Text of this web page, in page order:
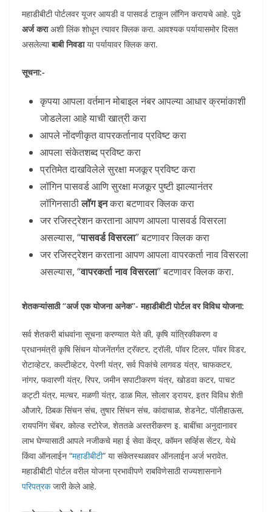
महाडीबीटी पोर्टलवर यूजर आयडी व पासवर्ड टाकून लॉगिन करायचे आहे. पुढे
अर्ज कराअशी लिंक शोधून त्यावर क्लिक करा. आवश्यक पर्यायासमोर दिसत
असलेल्याबाबी निवडाया पर्यायावर क्लिक करा.
सूचना:-
कृपया आपला वर्तमान मोबाइल नंबर आपल्या आधार क्रमांकाशी
जोडलेला आहे याची खात्री करा
आपले नोंदणीकृत वापरकर्तानाव प्रविष्ट करा
आपला संकेतशब्द प्रविष्ट करा
प्रतिमेत दाखविलेले सुरक्षा मजकूर प्रविष्ट करा
लॉगिन पासवर्ड आणि सुरक्षा मजकूर पुष्टी झाल्यानंतर
लॉगिनसाठीलॉग इनकरा बटणावर क्लिक करा
जर रजिस्ट्रेशन करताना आपण आपला पासवर्ड विसरला
असल्यास, “पासवर्ड विसरला” बटणावर क्लिक करा
जर रजिस्ट्रेशन करताना आपण आपला वापरकर्ता नाव विसरला
असल्यास, “वापरकर्ता नाव विसरला” बटणावर क्लिक करा.
शेतकऱ्यांसाठी “अर्ज एक योजना अनेक”- महाडीबीटी पोर्टल वर विविध योजना:
सर्व शेतकरी बांधवांना सूचना करण्यात येते की, कृषि यांत्रिकीकरण व
प्रधानमंत्री कृषि सिंचन योजनेंतर्गत ट्रॅक्टर, ट्रॉली, पॉवर टिलर, पॉवर विडर,
रोटाव्हेटर, कल्टीव्हेटर, पेरणी यंत्र, सर्व पिकांचे लागवड यंत्र, चाफकटर,
नांगर, फवारणी यंत्र, रिपर, जमीन सपाटीकरण यंत्र, खोडवा कटर, पाचट
कट्टी यंत्र, मल्चर, मळणी यंत्र, डाळ मिल, सोलार ड्रायर, इतर विविध शेती
औजारे, ठिबक सिंचन संच, तुषार सिंचन संच, कांदाचाळ, शेडनेट, पॉलीहाऊस,
रायपनिंग चेंबर, कोल्ड स्टोरेज, शेततळे अस्तरीकरण इ. बाबींचा अनुदानावर
लाभ घेण्यासाठी आपले नजीकचे महा ई सेवा केंद्र, कॉमन सर्व्हिस सेंटर, येथे
किंवा ऑनलाईन “महाडीबीटी” या संकेतस्थळावर ऑनलाईन अर्ज भरावेत.
महाडीबीटी पोर्टल वरील योजना प्रभावीपणे राबविणेसाठी राज्यशासनाने
परिपत्रकजारी केले आहे.